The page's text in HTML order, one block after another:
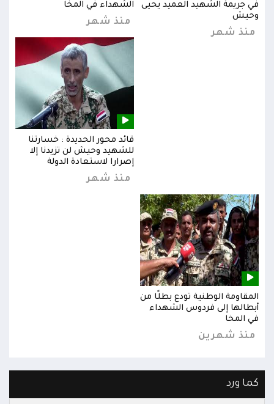
في جريمة الشهيد العميد يحيى
وحيش
منذ شهر
الشهداء في المخا
منذ شهر
قائد محور الحديدة : خسارتنا
للشهيد وحيش لن تزيدنا إلا
إصرارا لاستعادة الدولة
منذ شهر
المقاومة الوطنية تودع بطلًا من
أبطالها إلى فردوس الشهداء
في المخا
منذ شهرين
كما ورد